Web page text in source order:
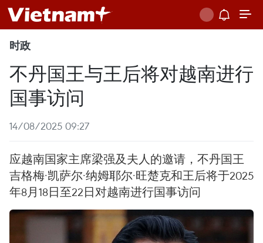
时政
不丹国王与王后将对越南进行
国事访问
14/08/2025 09:27
应越南国家主席梁强及夫人的邀请，不丹国王
吉格梅·凯萨尔·纳姆耶尔·旺楚克和王后将于2025
年8月18日至22日对越南进行国事访问